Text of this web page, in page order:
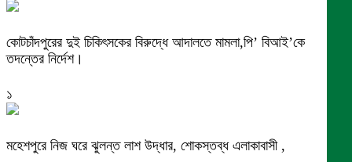
কোটচাঁদপুরের দুই চিকিৎসকের বিরুদ্ধে আদালতে মামলা,পি’ বিআই’কে
তদন্তের নির্দেশ।
১
মহেশপুরে নিজ ঘরে ঝুলন্ত লাশ উদ্ধার, শোকস্তব্ধ এলাকাবাসী ,